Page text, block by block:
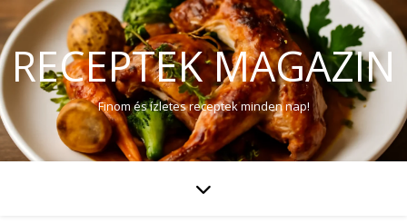
RECEPTEK MAGAZIN
Finom és ízletes receptek minden nap!